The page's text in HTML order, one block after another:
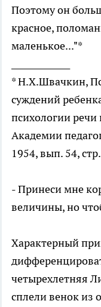
Поэтому он
красное,
маленькое..."*
* Н.X.Швачкин,
суждений
психологии
Академии
1954, вып. 54,
- Принеси мне
величины, но
Характерный
четырехлетняя
сплели венок из